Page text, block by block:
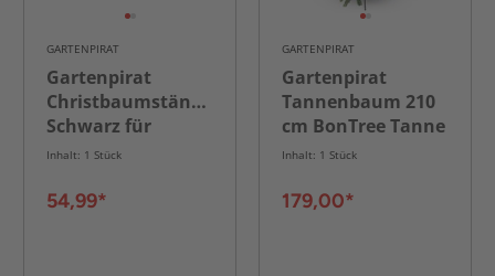
GARTENPIRAT
Gartenpirat
Christbaumständer
Schwarz für
Bäume bis 2,3 m
Inhalt: 1 Stück
54,99*
GARTENPIRAT
Gartenpirat
Tannenbaum 210
cm BonTree Tanne
Weihnachtsbaum
Inhalt: 1 Stück
179,00*